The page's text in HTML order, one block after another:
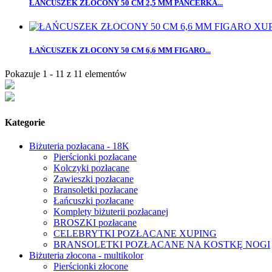
ŁAŃCUSZEK ZŁOCONY 50 CM 2,5 MM PANCERKA...
ŁAŃCUSZEK ZŁOCONY 50 CM 6,6 MM FIGARO...
Pokazuje 1 - 11 z 11 elementów
Kategorie
Biżuteria pozłacana - 18K
Pierścionki pozłacane
Kolczyki pozłacane
Zawieszki pozłacane
Bransoletki pozłacane
Łańcuszki pozłacane
Komplety biżuterii pozłacanej
BROSZKI pozłacane
CELEBRYTKI POZŁACANE XUPING
BRANSOLETKI POZŁACANE NA KOSTKĘ NOGI
Biżuteria złocona - multikolor
Pierścionki złocone